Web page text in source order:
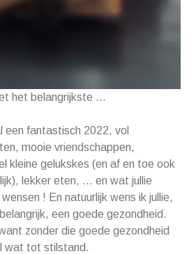
het belangrijkste …
een fantastisch 2022, vol
mooie vriendschappen,
kleine gelukskes (en af en toe ook
lekker eten, … en wat jullie
! En natuurlijk wens ik jullie,
een goede gezondheid.
zonder die goede gezondheid
wat tot stilstand.